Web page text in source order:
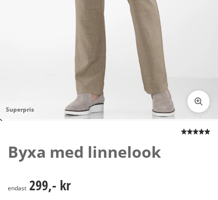
Superpris
Byxa med linnelook
299,- kr
endast 299,- kr